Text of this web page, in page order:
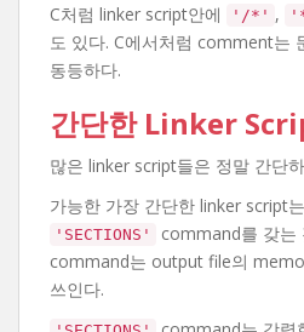
C처럼 linker script안에
'/*' ,
도 있다. C에서처럼 comment는
동등하다.
간단한 Linker
많은 linker script들은 정말 간단
가능한 가장 간단한 linker script
'SECTIONS' command를 갖는
command는 output file의
쓰인다.